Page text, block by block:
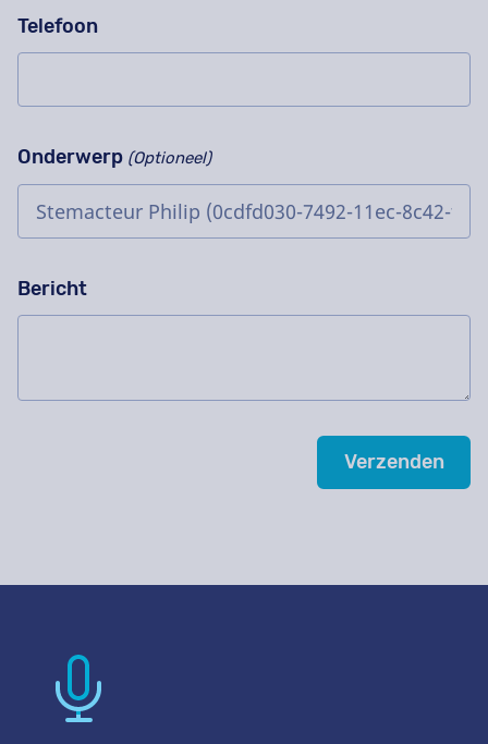
Telefoon
Onderwerp (Optioneel)
Bericht